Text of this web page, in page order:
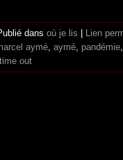
dans où je lis
Lien
aymé aymé pandémie
time out